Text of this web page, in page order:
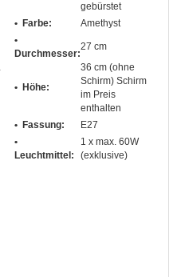
gebürstet
• Farbe:
Amethyst
•
Durchmesser:
27 cm
• Höhe:
36 cm (ohne
Schirm) Schirm
im Preis
enthalten
• Fassung:
E27
•
Leuchtmittel:
1 x max. 60W
(exklusive)